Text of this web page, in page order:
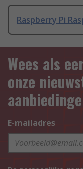
Raspberry Pi
Wees als
onze
E-mailadres